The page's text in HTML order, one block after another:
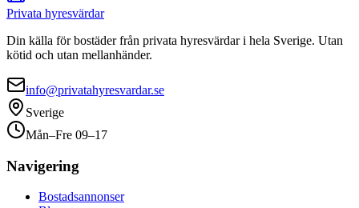
Privata hyresvärdar
Din källa för bostäder från privata hyresvärdar i hela Sverige. Utan
kötid och utan mellanhänder.
info@privatahyresvardar.se
Sverige
Mån–Fre 09–17
Navigering
Bostadsannonser